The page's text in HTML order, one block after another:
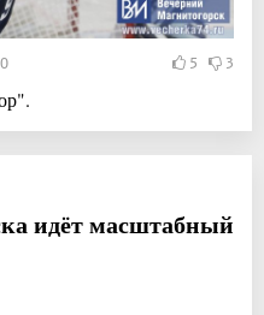
5 3
идёт масштабный